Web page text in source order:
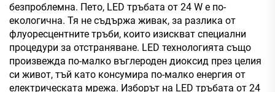
безпроблемна. Пето, LED тръбата от 24 W е по-
екологична. Тя не съдържа живак, за разлика от
флуоресцентните тръби, които изискват специални
процедури за отстраняване. LED технологията също
произвежда по-малко въглероден диоксид през целия
си живот, тъй като консумира по-малко енергия от
електрическата мрежа. Изборът на LED тръбата от 24